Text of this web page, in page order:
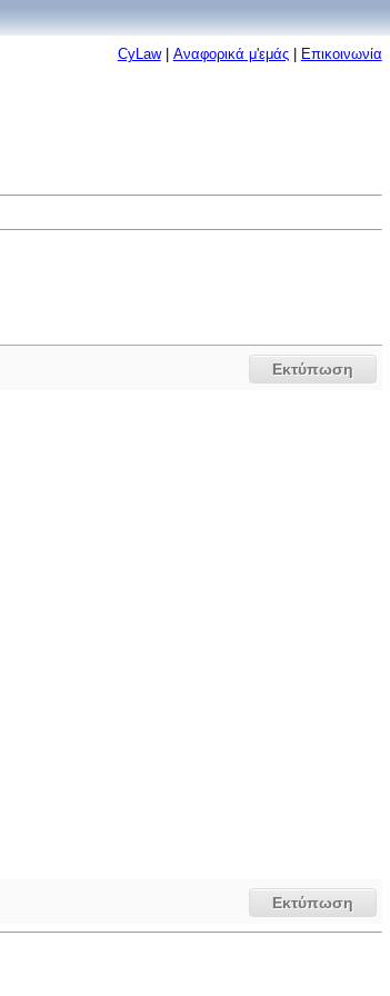
CyLaw| Αναφορικά μ'εμάς| Επικοινωνία
Εκτύπωση
Εκτύπωση